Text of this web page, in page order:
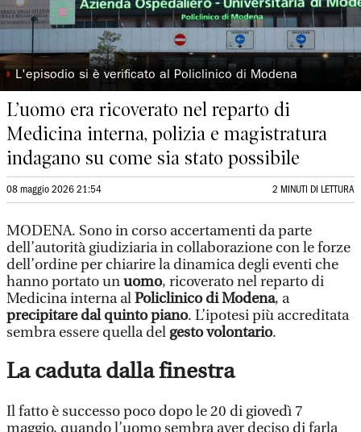
◗ L'episodio si è verificato al Policlinico di Modena
L’uomo era ricoverato nel reparto di
Medicina interna, polizia e magistratura
indagano su come sia stato possibile
08 maggio 2026 21:54 2 MINUTI DI LETTURA
MODENA. Sono in corso accertamenti da parte
dell’autorità giudiziaria in collaborazione con le forze
dell’ordine per chiarire la dinamica degli eventi che
hanno portato unuomo, ricoverato nel reparto di
Medicina interna alPoliclinico di Modena, a
precipitare dal quinto piano. L’ipotesi più accreditata
sembra essere quella del gesto volontario.
La caduta dalla finestra
Il fatto è successo poco dopo le 20 di giovedì 7
maggio, quando l’uomo sembra aver deciso di farla